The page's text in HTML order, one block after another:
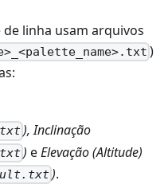
linha usam arquivos
)
), Inclinação
) eElevação (Altitude)
).